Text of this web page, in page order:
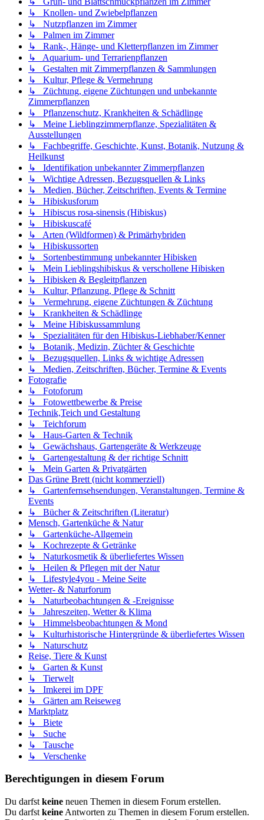
↳ Knollen- und Zwiebelpflanzen
↳ Nutzpflanzen im Zimmer
↳ Palmen im Zimmer
↳ Rank-, Hänge- und Kletterpflanzen im Zimmer
↳ Aquarium- und Terrarienpflanzen
↳ Gestalten mit Zimmerpflanzen & Sammlungen
↳ Kultur, Pflege & Vermehrung
↳ Züchtung, eigene Züchtungen und unbekannte
Zimmerpflanzen
↳ Pflanzenschutz, Krankheiten & Schädlinge
↳ Meine Lieblingzimmerpflanze, Spezialitäten &
Ausstellungen
↳ Fachbegriffe, Geschichte, Kunst, Botanik, Nutzung &
Heilkunst
↳ Identifikation unbekannter Zimmerpflanzen
↳ Wichtige Adressen, Bezugsquellen & Links
↳ Medien, Bücher, Zeitschriften, Events & Termine
↳ Hibiskusforum
↳ Hibiscus rosa-sinensis (Hibiskus)
↳ Hibiskuscafé
↳ Arten (Wildformen) & Primärhybriden
↳ Hibiskussorten
↳ Sortenbestimmung unbekannter Hibisken
↳ Mein Lieblingshibiskus & verschollene Hibisken
↳ Hibisken & Begleitpflanzen
↳ Kultur, Pflanzung, Pflege & Schnitt
↳ Vermehrung, eigene Züchtungen & Züchtung
↳ Krankheiten & Schädlinge
↳ Meine Hibiskussammlung
↳ Spezialitäten für den Hibiskus-Liebhaber/Kenner
↳ Botanik, Medizin, Züchter & Geschichte
↳ Bezugsquellen, Links & wichtige Adressen
↳ Medien, Zeitschriften, Bücher, Termine & Events
Fotografie
↳ Fotoforum
↳ Fotowettbewerbe & Preise
Technik,Teich und Gestaltung
↳ Teichforum
↳ Haus-Garten & Technik
↳ Gewächshaus, Gartengeräte & Werkzeuge
↳ Gartengestaltung & der richtige Schnitt
↳ Mein Garten & Privatgärten
Das Grüne Brett (nicht kommerziell)
↳ Gartenfernsehsendungen, Veranstaltungen, Termine &
Events
↳ Bücher & Zeitschriften (Literatur)
Mensch, Gartenküche & Natur
↳ Gartenküche-Allgemein
↳ Kochrezepte & Getränke
↳ Naturkosmetik & überliefertes Wissen
↳ Heilen & Pflegen mit der Natur
↳ Lifestyle4you - Meine Seite
Wetter- & Naturforum
↳ Naturbeobachtungen & -Ereignisse
↳ Jahreszeiten, Wetter & Klima
↳ Himmelsbeobachtungen & Mond
↳ Kulturhistorische Hintergründe & überliefertes Wissen
↳ Naturschutz
Reise, Tiere & Kunst
↳ Garten & Kunst
↳ Tierwelt
↳ Imkerei im DPF
↳ Gärten am Reiseweg
Marktplatz
↳ Biete
↳ Suche
↳ Tausche
↳ Verschenke
Berechtigungen in diesem Forum
Du darfst keine neuen Themen in diesem Forum erstellen.
Du darfst keine Antworten zu Themen in diesem Forum erstellen.